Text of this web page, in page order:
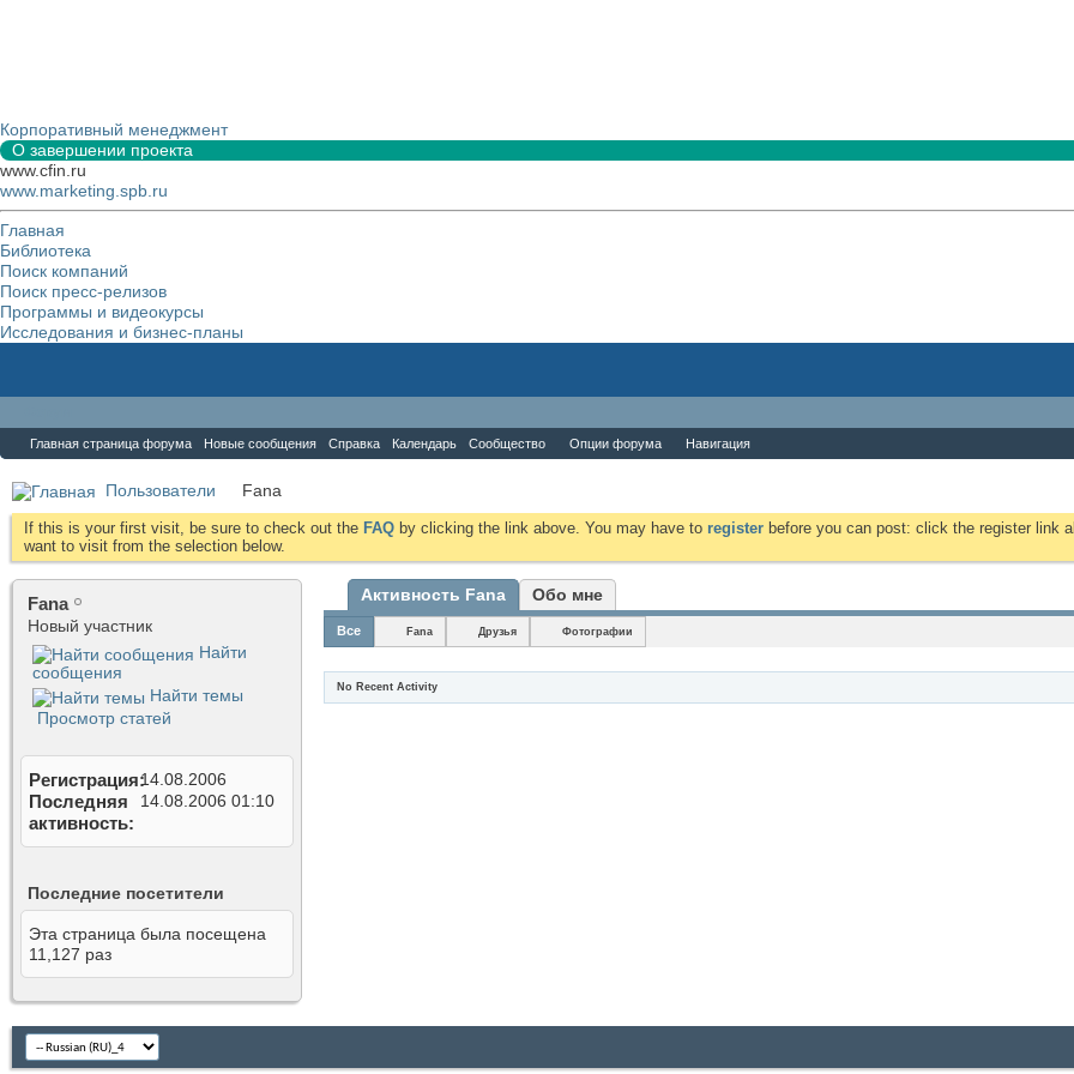
Корпоративный менеджмент
О завершении проекта
www.cfin.ru
www.marketing.spb.ru
Главная
Библиотека
Поиск компаний
Поиск пресс-релизов
Программы и видеокурсы
Исследования и бизнес-планы
Главная страница форума Новые сообщения Справка Календарь Сообщество Опции форума Навигация
Пользователи Fana
If this is your first visit, be sure to check out the FAQ by clicking the link above. You may have to register before you can post: click the register link
want to visit from the selection below.
Fana
Новый участник
Найти
сообщения
Найти темы
Просмотр статей
Регистрация14.08.2006
Последняя
активность
14.08.2006 01:10
Последние посетители
Эта страница была посещена
11,127 раз
Активность Fana Обо мне
Все Fana Друзья Фотографии
No Recent Activity